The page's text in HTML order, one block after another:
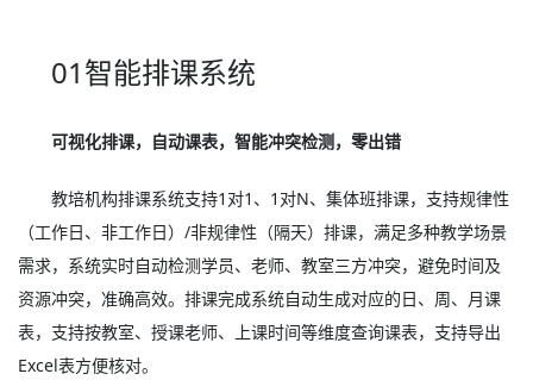
01智能排课系统
可视化排课，自动课表，智能冲突检测，零出错
教培机构排课系统支持1对1、1对N、集体班排课，支持规律性
（工作日、非工作日）/非规律性（隔天）排课，满足多种教学场景
需求，系统实时自动检测学员、老师、教室三方冲突，避免时间及
资源冲突，准确高效。排课完成系统自动生成对应的日、周、月课
表，支持按教室、授课老师、上课时间等维度查询课表，支持导出
Excel表方便核对。